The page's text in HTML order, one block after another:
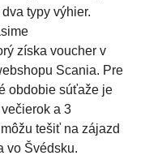
typy výhier.
získa voucher v
Scania. Pre
obdobie súťaže je
a 3
tešiť na zájazd
vo Švédsku.